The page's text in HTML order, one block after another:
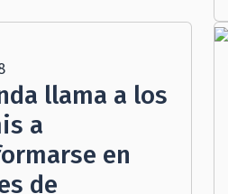
llama a los
a
en
de